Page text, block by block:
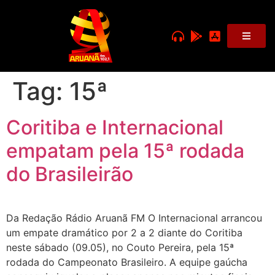
Tag: 15ª
Coritiba e Internacional
empatam pela 15ª rodada
do Brasileirão
Da Redação Rádio Aruanã FM O Internacional arrancou
um empate dramático por 2 a 2 diante do Coritiba
neste sábado (09.05), no Couto Pereira, pela 15ª
rodada do Campeonato Brasileiro. A equipe gaúcha